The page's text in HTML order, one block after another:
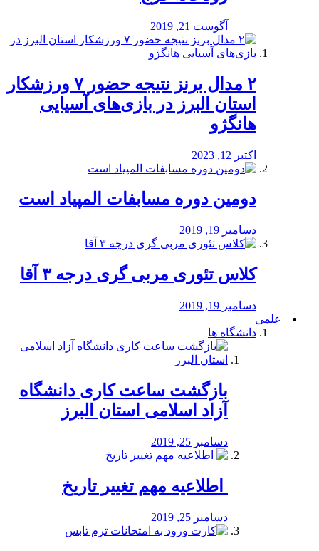
آگوست 21, 2019
۲ مدال برنز نتیجه حضور ۷ ورزشکار
استان البرز در بازی‌های آسیایی
هانگژو
اکتبر 12, 2023
دومین دوره مسابفات المپیاد است
دسامبر 19, 2019
کلاس تئوری مربی گری درجه ۳ آقا
دسامبر 19, 2019
علمی
دانشگاه ها
بازگشت ساعت کاری دانشگاه
آزاد اسلامی استان البرز
دسامبر 25, 2019
️ اطلاعیه مهم تغییر تاریخ
دسامبر 25, 2019